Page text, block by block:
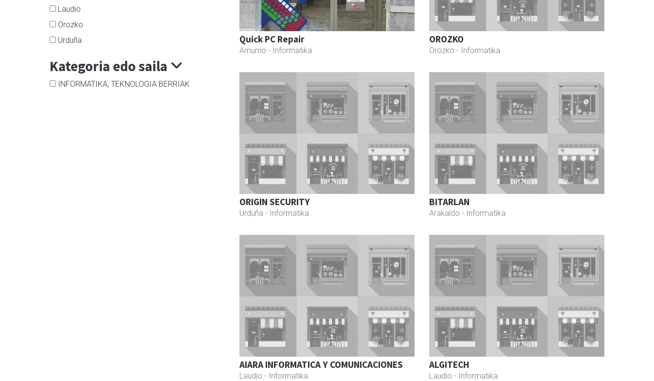
Laudio
Orozko
Urduña
Kategoria edo saila
INFORMATIKA, TEKNOLOGIA BERRIAK
Quick PC Repair
Amurrio - Informatika
OROZKO
Orozko - Informatika
ORIGIN SECURITY
Urduña - Informatika
BITARLAN
Arakaldo - Informatika
AIARA INFORMATICA Y COMUNICACIONES
Laudio - Informatika
ALGITECH
Laudio - Informatika